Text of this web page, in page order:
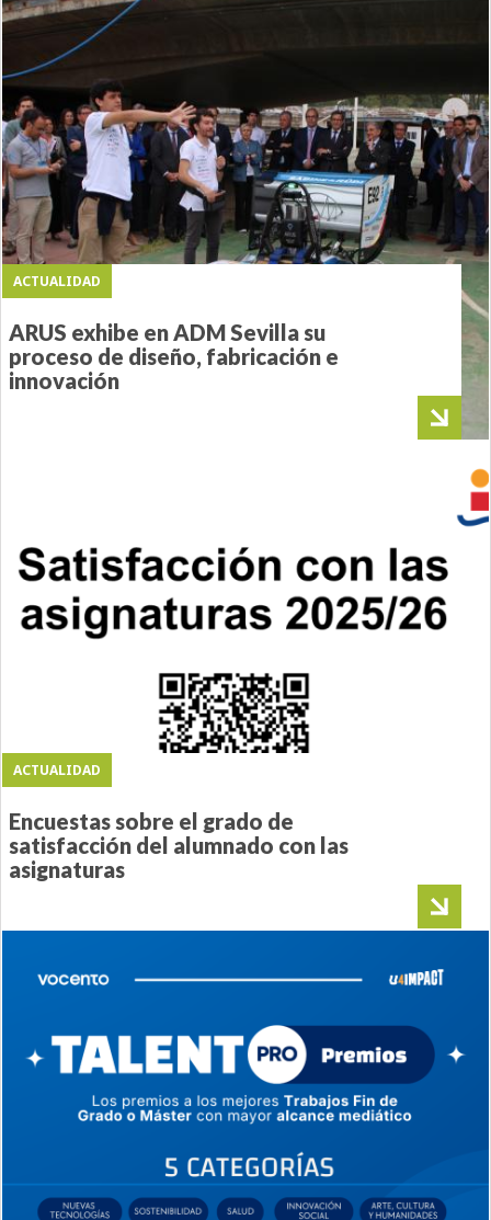
ACTUALIDAD
ARUS exhibe en ADM Sevilla su
proceso de diseño, fabricación e
innovación
ACTUALIDAD
Encuestas sobre el grado de
satisfacción del alumnado con las
asignaturas